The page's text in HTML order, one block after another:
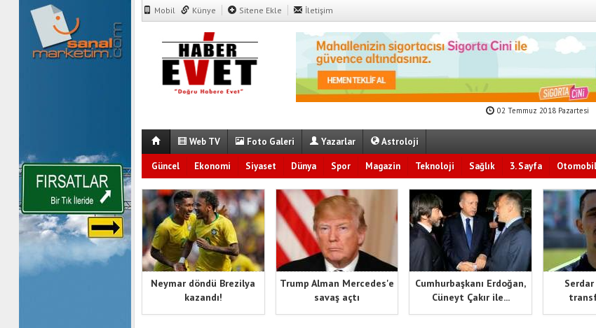
Mobil Künye Sitene Ekle İletişim
02 Temmuz 2018 Pazartesi
Web TV Foto Galeri Yazarlar Astroloji
Güncel Ekonomi Siyaset Dünya Spor Magazin Teknoloji Sağlık 3. Sayfa Otomobil
Neymar döndü Brezilya
kazandı!
Trump Alman Mercedes'e
savaş açtı
Cumhurbaşkanı Erdoğan,
Cüneyt Çakır ile...